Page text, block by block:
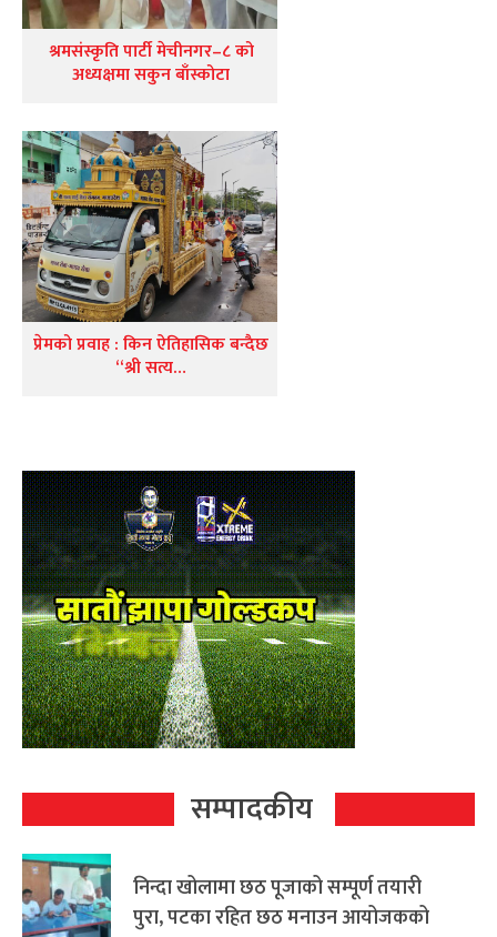
श्रमसंस्कृति पार्टी मेचीनगर–८ को
अध्यक्षमा सकुन बाँस्कोटा
प्रेमको प्रवाह : किन ऐतिहासिक बन्दैछ
“श्री सत्य…
सम्पादकीय
निन्दा खोलामा छठ पूजाको सम्पूर्ण तयारी
पुरा, पटका रहित छठ मनाउन आयोजकको